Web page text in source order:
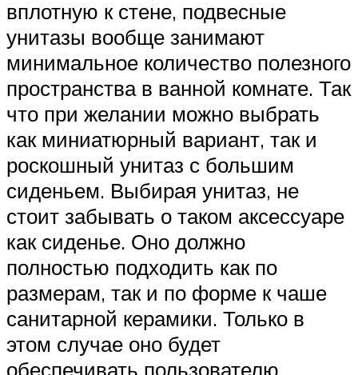
вплотную к стене, подвесные
унитазы вообще занимают
минимальное количество полезного
пространства в ванной комнате. Так
что при желании можно выбрать
как миниатюрный вариант, так и
роскошный унитаз с большим
сиденьем. Выбирая унитаз, не
стоит забывать о таком аксессуаре
как сиденье. Оно должно
полностью подходить как по
размерам, так и по форме к чаше
санитарной керамики. Только в
этом случае оно будет
обеспечивать пользователю